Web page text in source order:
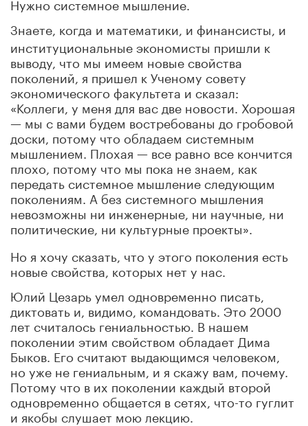
Знаете, когда и математики, и финансисты, и
институциональные экономисты пришли к
выводу, что мы имеем новые свойства
поколений, я пришел к Ученому совету
экономического факультета и сказал:
«Коллеги, у меня для вас две новости. Хорошая
— мы с вами будем востребованы до гробовой
доски, потому что обладаем системным
мышлением. Плохая — все равно все кончится
плохо, потому что мы пока не знаем, как
передать системное мышление следующим
поколениям. А без системного мышления
невозможны ни инженерные, ни научные, ни
политические, ни культурные проекты».
Но я хочу сказать, что у этого поколения есть
новые свойства, которых нет у нас.
Юлий Цезарь умел одновременно писать,
диктовать и, видимо, командовать. Это 2000
лет считалось гениальностью. В нашем
поколении этим свойством обладает Дима
Быков. Его считают выдающимся человеком,
но уже не гениальным, и я скажу вам, почему.
Потому что в их поколении каждый второй
одновременно общается в сетях, что-то гуглит
и якобы слушает мою лекцию.